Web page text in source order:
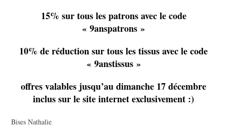
15% sur tous les patrons avec le code
« 9anspatrons »
10% de réduction sur tous les tissus avec le code
« 9anstissus »
offres valables jusqu’au dimanche 17 décembre
inclus sur le site internet exclusivement :)
Bises Nathalie